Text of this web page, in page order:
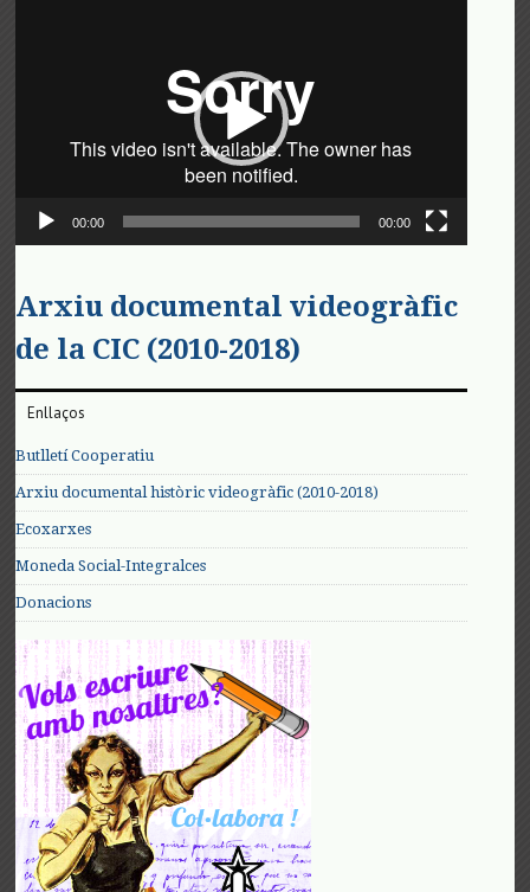
00:00 00:00
Arxiu documental videogràfic
de la CIC (2010-2018)
Enllaços
Butlletí Cooperatiu
Arxiu documental històric videogràfic (2010-2018)
Ecoxarxes
Moneda Social-Integralces
Donacions